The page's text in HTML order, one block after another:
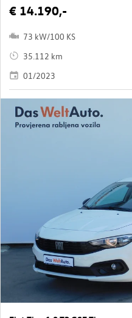
€ 14.190,-
73 kW/100 KS
35.112 km
01/2023